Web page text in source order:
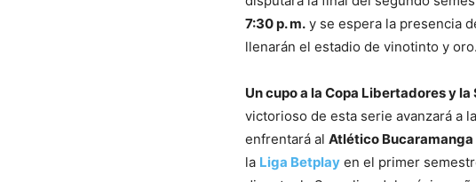
7:30 p. m. y se espera la presencia
llenarán el estadio de vinotinto y oro.
Un cupo a la Copa Libertadores y
victorioso de esta serie avanzará a
enfrentará al Atlético Bucaramanga
la Liga Betplay en el primer